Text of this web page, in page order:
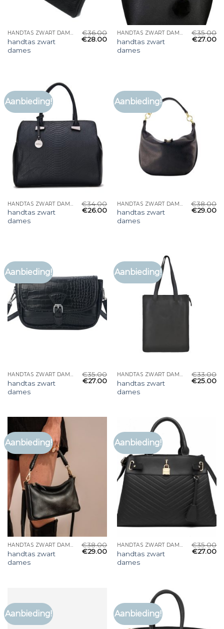
HANDTAS ZWART DAMES
handtas zwart
dames
€36.00
€28.00
HANDTAS ZWART DAMES
handtas zwart
dames
€35.00
€27.00
Aanbieding!
handtas zwart
dames
€34.00
€26.00
Aanbieding!
handtas zwart
dames
€38.00
€29.00
Aanbieding!
HANDTAS ZWART DAMES
handtas zwart
dames
€35.00
€27.00
Aanbieding!
HANDTAS ZWART DAMES
handtas zwart
dames
€33.00
€25.00
Aanbieding!
HANDTAS ZWART DAMES
handtas zwart
dames
€38.00
€29.00
Aanbieding!
HANDTAS ZWART DAMES
handtas zwart
dames
€35.00
€27.00
Aanbieding! Aanbieding!